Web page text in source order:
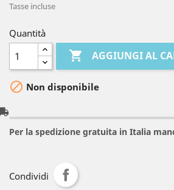
Tasse incluse
Quantità
 AGGIUNGI AL
 Non disponibile
Per la spedizione gratuita in Italia
Condividi